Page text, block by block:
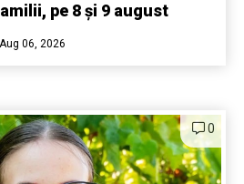
pe 8 și 9 august
Aug 06, 2026
0